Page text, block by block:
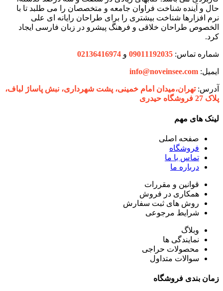
حال و آینده شناخت فراوان جامعه و متخصصان را می طلبد تا با
نرم افزارها شناخت بیشتری را برای طراحان رایانه ای علی
الخصوص طراحان خلاقی و فرهنگ پیشرو در زبان فارسی ایجاد
کرد.
شماره تماس: 09011192035 و 02136416974
ایمیل: info@noveinsee.com
آدرس:تهران،‌میدان امام خمینی، پشت شهرداری، نبش پاساژ لباف،
پلاک 27 فروشگاه حیدری
لینک های مهم
صفحه اصلی
فروشگاه
تماس با ما
درباره ما
قوانین و مقررات
همکاری در فروش
روش های ثبت سفارش
شرایط مرجوعی
وبلاگ
نمایندگی ها
محصولات حراجی
سوالات متداول
زمان بندی فروشگاه